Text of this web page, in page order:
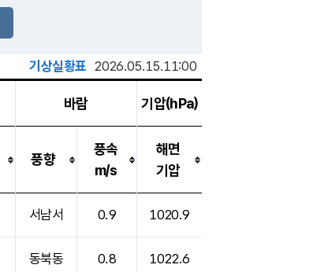
기상실황표 2026.05.15.11:00
바람 기압(hPa)
풍향
풍속
m/s
해면
기압
서남서 0.9 1020.9
동북동 0.8 1022.6